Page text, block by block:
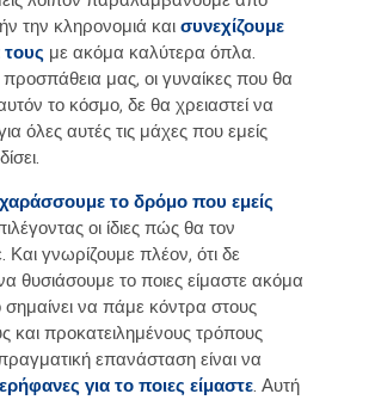
την κληρονομιά καισυνεχίζουμε
με ακόμα καλύτερα όπλα.
μας, οι γυναίκες που θα
το κόσμο, δε θα χρειαστεί να
όλες αυτές τις μάχες που εμείς
χαράσσουμε το δρόμο που εμείς
οι ίδιες πώς θα τον
Και γνωρίζουμε πλέον, ότι δε
θυσιάσουμε το ποιες είμαστε ακόμα
σημαίνει να πάμε κόντρα στους
και προκατειλημένους τρόπους
επανάσταση είναι να
για το ποιες είμαστε . Αυτή